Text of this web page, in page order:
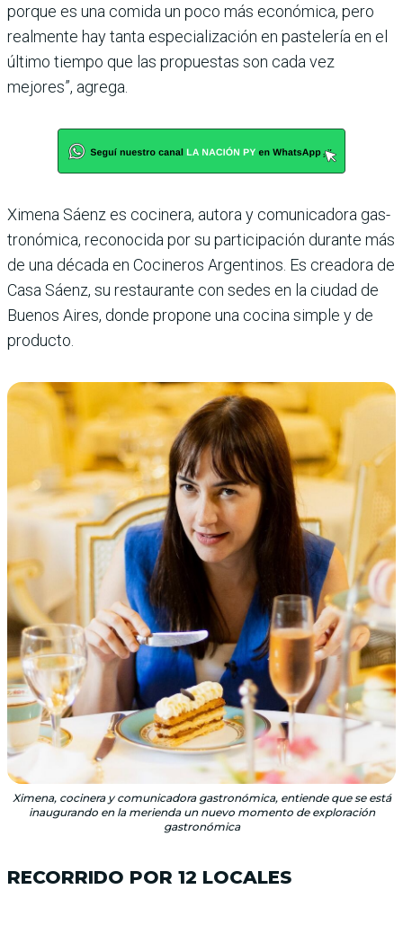
porque es una comida un poco más eco­nómica, pero
realmente hay tanta especialización en pas­telería en el
último tiempo que las propuestas son cada vez
mejores”, agrega.
Ximena Sáenz es cocinera, autora y comunicadora gas­
tronómica, reconocida por su participación durante más
de una década en Cocineros Argentinos. Es creadora de
Casa Sáenz, su restaurante con sedes en la ciudad de
Bue­nos Aires, donde propone una cocina simple y de
producto.
Ximena, cocinera y comunicadora gastronómica, entiende que se está
inaugurando en la merienda un nuevo momento de exploración
gastronómica
RECORRIDO POR 12 LOCALES